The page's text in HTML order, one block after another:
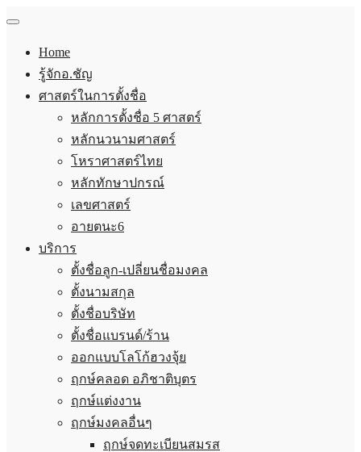
Home
รู้จักอ.ชัญ
ศาสตร์ในการตั้งชื่อ
หลักการตั้งชื่อ 5 ศาสตร์
หลักนวนามศาสตร์
โหราศาสตร์ไทย
หลักทักษาปกรณ์
เลขศาสตร์
อายตนะ6
บริการ
ตั้งชื่อลูก-เปลี่ยนชื่อมงคล
ตั้งนามสกุล
ตั้งชื่อบริษัท
ตั้งชื่อแบรนด์/ร้าน
ออกแบบโลโก้ฮวงจุ้ย
ฤกษ์คลอด อภิชาติบุตร
ฤกษ์แต่งงาน
ฤกษ์มงคลอื่นๆ
ฤกษ์จดทะเบียนสมรส